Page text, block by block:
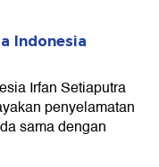
Indonesia
Irfan Setiaputra
penyelamatan
sama dengan